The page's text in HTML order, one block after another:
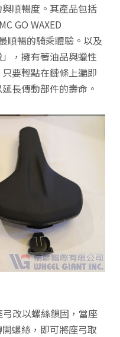
順暢度。其產品包括
GO WAXED
順暢的騎乘體驗。以及
，擁有著油品與蠟性
要輕點在鏈條上遍即
長傳動部件的壽命。
改以螺絲鎖固，當座
螺絲，即可將座弓取